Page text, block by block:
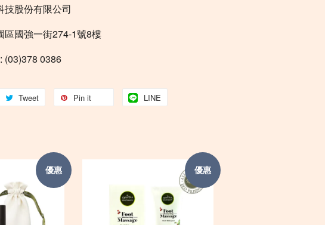
技股份有限公司
區國強一街274-1號8樓
(03)378 0386
Tweet Pin it LINE
優惠 優惠